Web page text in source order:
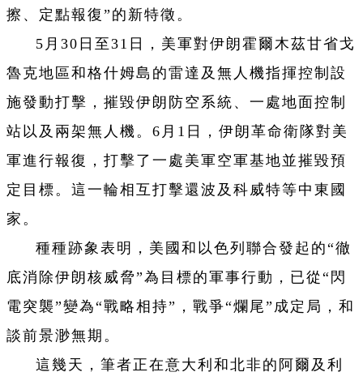
擦、定點報復”的新特徵。
5月30日至31日，美軍對伊朗霍爾木茲甘省戈
魯克地區和格什姆島的雷達及無人機指揮控制設
施發動打擊，摧毀伊朗防空系統、一處地面控制
站以及兩架無人機。6月1日，伊朗革命衛隊對美
軍進行報復，打擊了一處美軍空軍基地並摧毀預
定目標。這一輪相互打擊還波及科威特等中東國
家。
種種跡象表明，美國和以色列聯合發起的“徹
底消除伊朗核威脅”為目標的軍事行動，已從“閃
電突襲”變為“戰略相持”，戰爭“爛尾”成定局，和
談前景渺無期。
這幾天，筆者正在意大利和北非的阿爾及利